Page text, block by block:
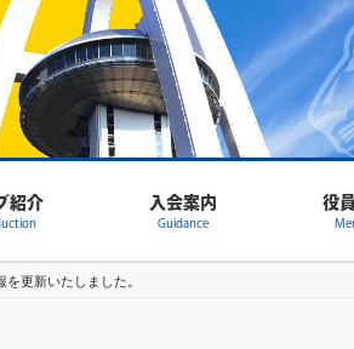
紹介 入会案内
Guidance
役
を更新いたしました。